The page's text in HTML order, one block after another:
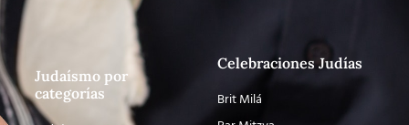
Judaísmo por
categorías
Celebraciones Judías
Brit Milá